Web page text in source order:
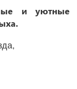
и уютные